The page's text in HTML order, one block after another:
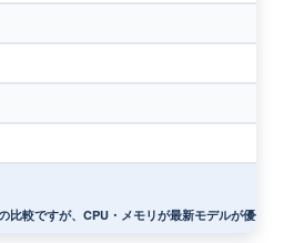
比較ですが、CPU・メモリが最新モデルが優位と